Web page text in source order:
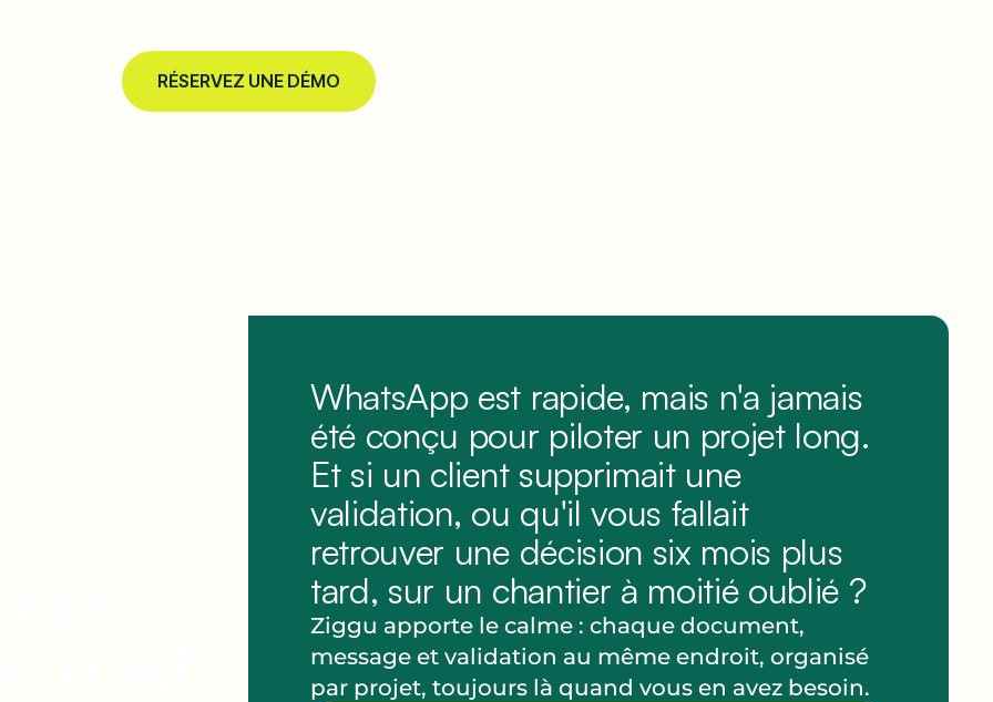
RÉSERVEZ UNE DÉMO
WhatsApp est rapide, mais n'a jamais
été conçu pour piloter un projet long.
Et si un client supprimait une
validation, ou qu'il vous fallait
retrouver une décision six mois plus
tard, sur un chantier à moitié oublié ?
Ziggu apporte le calme : chaque document,
message et validation au même endroit, organisé
par projet, toujours là quand vous en avez besoin.